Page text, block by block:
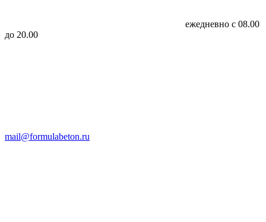
ежедневно с 08.00
до 20.00
mail@formulabeton.ru